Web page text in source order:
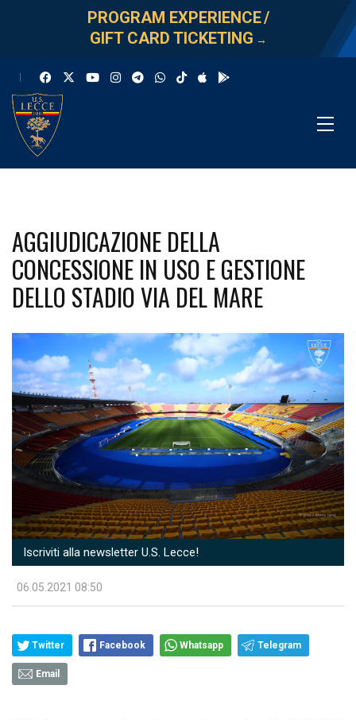
PROGRAM EXPERIENCE/
GIFT CARD TICKETING →
AGGIUDICAZIONE DELLA
CONCESSIONE IN USO E GESTIONE
DELLO STADIO VIA DEL MARE
Iscriviti alla newsletter U.S. Lecce!
06.05.2021 08:50
Twitter Facebook Whatsapp Telegram
Email